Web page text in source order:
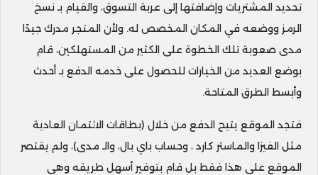
تحديد المشتريات وإضافتها إلى عربة التسوق، والقيام بـ نسخ
الرمز ووضعه في المكان المخصص له. ولأن المتجر مدرك جيدًا
مدى صعوبة تلك الخطوة على الكثير من المستهلكين، قام
بوضع العديد من الخيارات للحصول على خدمه الدفع بـ أحدث
وأبسط الطرق المتاحة.
فتجد الموقع يتيح الدفع من خلال (بطاقات الائتمان العادية
مثل الفيزا والماستر كارد ، وحساب باي بال، والـ مدى)، ولم يقتصر
الموقع على هذا فقط بل قام بتوفير أسهل طريقه وهي